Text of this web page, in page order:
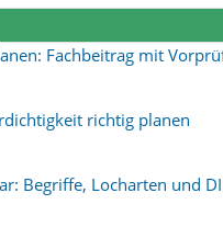
Fachbeitrag mit
richtig planen
Begriffe, Locharten und